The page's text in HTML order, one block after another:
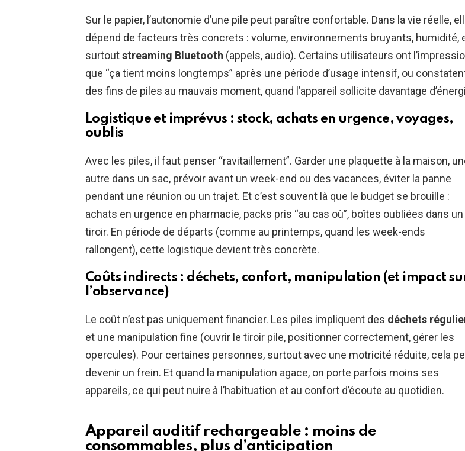
Sur le papier, l’autonomie d’une pile peut paraître confortable. Dans la vie réelle,
dépend de facteurs très concrets : volume, environnements bruyants, humidité,
surtoutstreaming Bluetooth (appels, audio). Certains utilisateurs ont
que “ça tient moins longtemps” après une période d’usage intensif, ou
des fins de piles au mauvais moment, quand l’appareil sollicite davantage
Logistique et imprévus : stock, achats en urgence, voyages,
oublis
Avec les piles, il faut penser “ravitaillement”. Garder une plaquette à la maison,
autre dans un sac, prévoir avant un week-end ou des vacances, éviter la panne
pendant une réunion ou un trajet. Et c’est souvent là que le budget se brouille :
achats en urgence en pharmacie, packs pris “au cas où”, boîtes oubliées dans un
tiroir. En période de départs (comme au printemps, quand les week-ends
rallongent), cette logistique devient très concrète.
Coûts indirects : déchets, confort, manipulation (et impact
l’observance)
Le coût n’est pas uniquement financier. Les piles impliquent des déchets
et une manipulation fine (ouvrir le tiroir pile, positionner correctement, gérer les
opercules). Pour certaines personnes, surtout avec une motricité réduite, cela
devenir un frein. Et quand la manipulation agace, on porte parfois moins ses
appareils, ce qui peut nuire à l’habituation et au confort d’écoute au quotidien.
Appareil auditif rechargeable : moins de
consommables, plus d’anticipation